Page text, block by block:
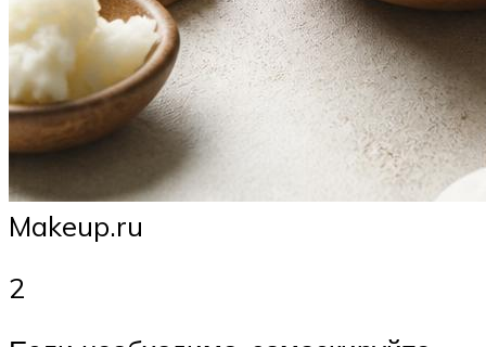
Makeup.ru
2